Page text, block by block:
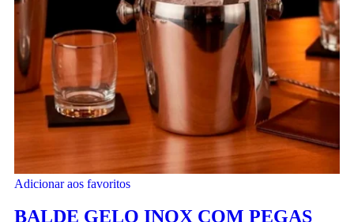
Adicionar aos favoritos
BALDE GELO INOX COM PEGAS